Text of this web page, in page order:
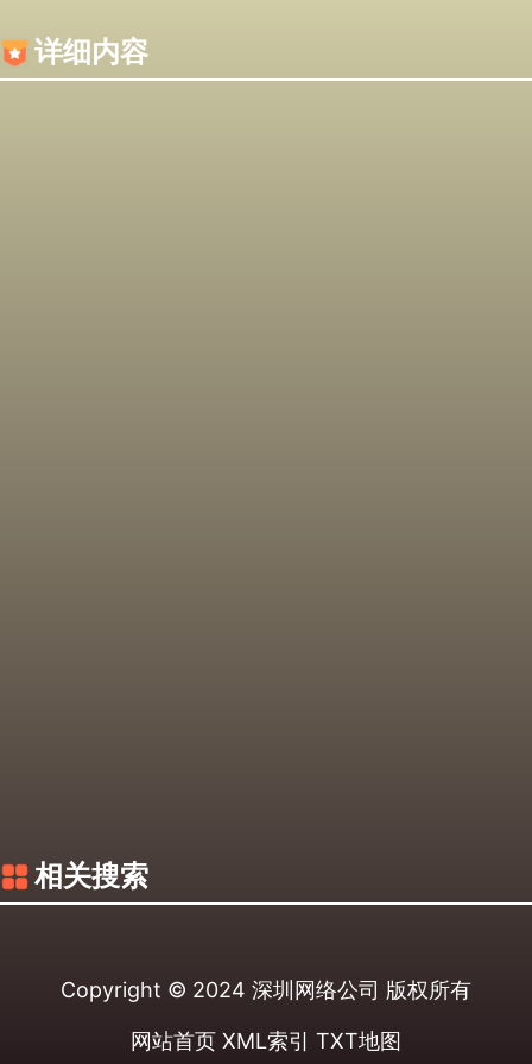
详细内容
相关搜索
Copyright © 2024 深圳网络公司 版权所有
网站首页 XML索引 TXT地图